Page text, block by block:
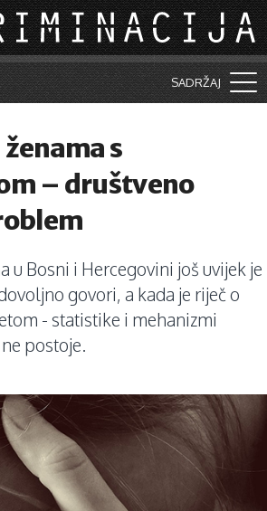
SADRŽAJ
s
– društveno
u Bosni i Hercegovini još uvijek je
govori, a kada je riječ o
- statistike i mehanizmi
postoje.